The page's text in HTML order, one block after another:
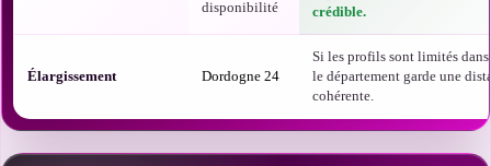
disponibilité
crédible.
Élargissement Dordogne 24
Si les profils sont limités
le département garde une
cohérente.